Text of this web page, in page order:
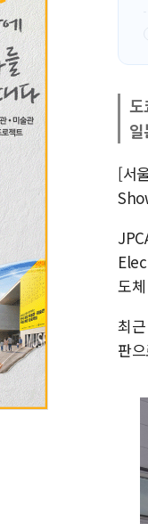
도
일
[서
도
최
판